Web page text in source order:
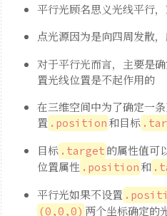
平行光顾名思义光线平行
点光源因为是向四周发散
对于平行光而言，主要是
置光线位置是不起作用的
在三维空间中为了确定一
置 .position 和目标
目标 .target 的属性值可
位置属性 .position 和
平行光如果不设置
(0,0,0) 两个坐标确定的